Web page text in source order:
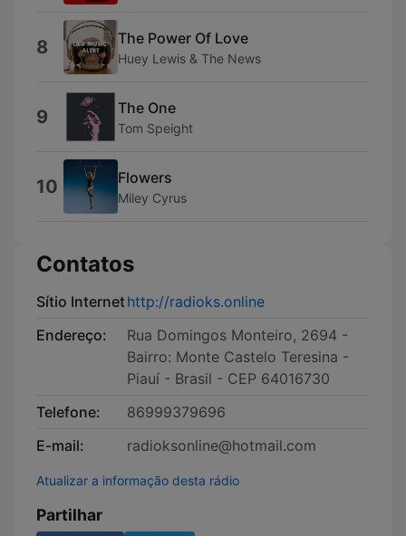
8 The Power Of Love
Huey Lewis & The News
9 The One
Tom Speight
10 Flowers
Miley Cyrus
Contatos
Sítio Internethttp://radioks.online
Endereço:
Rua Domingos Monteiro, 2694 -
Bairro: Monte Castelo Teresina -
Piauí - Brasil - CEP 64016730
Telefone:
86999379696
E-mail:
radioksonline@hotmail.com
Atualizar a informação desta rádio
Partilhar